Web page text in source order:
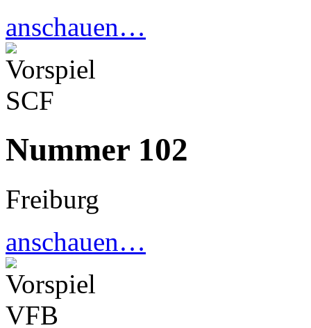
anschauen…
Nummer 102
Freiburg
anschauen…